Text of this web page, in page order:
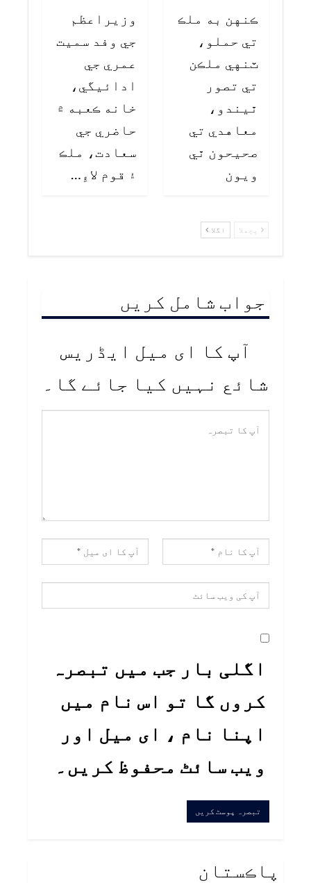
ڪنهن به ملڪ
تي حملو،
ٽنهي ملڪن
تي تصور
ٿيندو،
معاهدي تي
صحيحون ٿي
ويون
وزيراعظم
جي وفد سميت
عمري جي
ادائيگي،
خانه ڪعبه ۾
حاضري جي
سعادت، ملڪ
۽ قوم لاءِ…
پچھلا اگلا
جواب شامل کریں
آپ کا ای میل ایڈریس
شائع نہیں کیا جائے گا۔
اگلی بار جب میں تبصرہ
کروں گا تو اس نام میں
اپنا نام ، ای میل اور
ویب سائٹ محفوظ کریں۔
پاڪستان